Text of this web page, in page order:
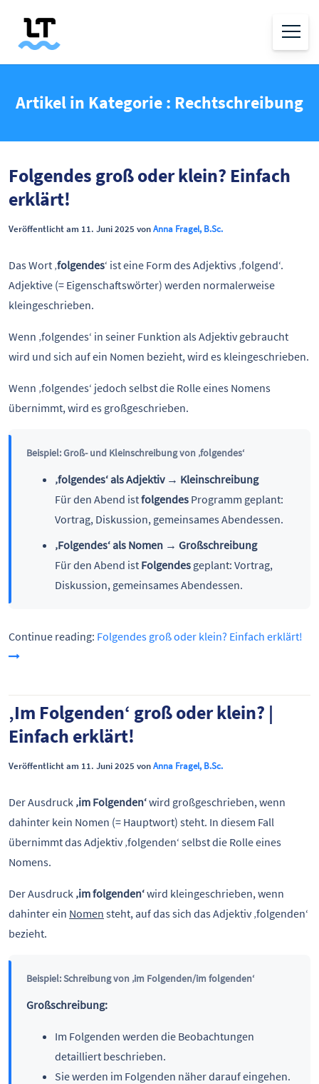
Artikel in Kategorie : Rechtschreibung
Folgendes groß oder klein? Einfach
erklärt!
Veröffentlicht am 11. Juni 2025 vonAnna Fragel, B.Sc.
Das Wort ‚folgendes‘ ist eine Form des Adjektivs ‚folgend‘.
Adjektive (= Eigenschaftswörter) werden normalerweise
kleingeschrieben.
Wenn ‚folgendes‘ in seiner Funktion als Adjektiv gebraucht
wird und sich auf ein Nomen bezieht, wird es kleingeschrieben.
Wenn ‚folgendes‘ jedoch selbst die Rolle eines Nomens
übernimmt, wird es großgeschrieben.
Beispiel: Groß- und Kleinschreibung von ‚folgendes‘
‚folgendes‘ als Adjektiv → Kleinschreibung
Für den Abend istfolgendesProgramm geplant:
Vortrag, Diskussion, gemeinsames Abendessen.
‚Folgendes‘ als Nomen → Großschreibung
Für den Abend ist Folgendesgeplant: Vortrag,
Diskussion, gemeinsames Abendessen.
Continue reading: Folgendes groß oder klein? Einfach erklärt!
‚Im Folgenden‘ groß oder klein? |
Einfach erklärt!
Veröffentlicht am 11. Juni 2025 vonAnna Fragel, B.Sc.
Der Ausdruck ‚im Folgenden‘wird großgeschrieben, wenn
dahinter kein Nomen (= Hauptwort) steht. In diesem Fall
übernimmt das Adjektiv ‚folgenden‘ selbst die Rolle eines
Nomens.
Der Ausdruck ‚im folgenden‘wird kleingeschrieben, wenn
dahinter ein Nomen steht, auf das sich das Adjektiv ‚folgenden‘
bezieht.
Beispiel: Schreibung von ‚im Folgenden/im folgenden‘
Großschreibung:
Im Folgenden werden die Beobachtungen
detailliert beschrieben.
Sie werden im Folgenden näher darauf eingehen.